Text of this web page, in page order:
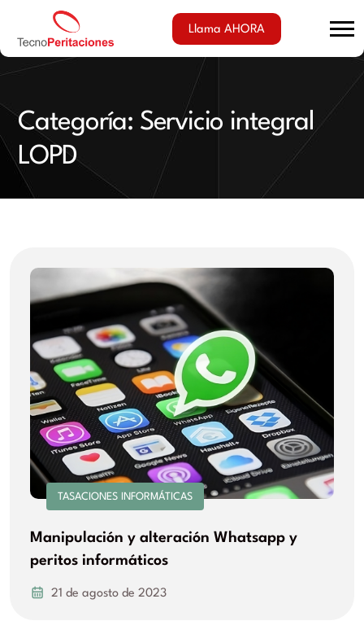
Llama AHORA
Categoría: Servicio integral
LOPD
TASACIONES INFORMÁTICAS
Manipulación y alteración Whatsapp y
peritos informáticos
21 de agosto de 2023